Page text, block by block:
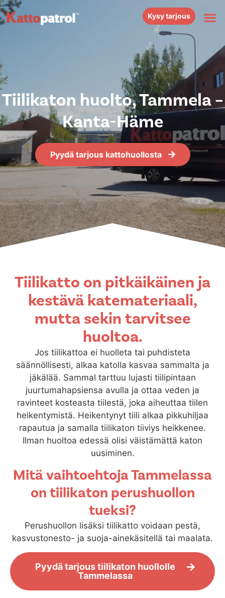
Kysy tarjous
Tiilikaton huolto, Tammela –
Kanta-Häme
Pyydä tarjous kattohuollosta
Tiilikatto on pitkäikäinen ja
kestävä katemateriaali,
mutta sekin tarvitsee
huoltoa.
Jos tiilikattoa ei huolleta tai puhdisteta
säännöllisesti, alkaa katolla kasvaa sammalta ja
jäkälää. Sammal tarttuu lujasti tiilipintaan
juurtumahapsiensa avulla ja ottaa veden ja
ravinteet kosteasta tiilestä, joka aiheuttaa tiilen
heikentymistä. Heikentynyt tiili alkaa pikkuhiljaa
rapautua ja samalla tiilikaton tiiviys heikkenee.
Ilman huoltoa edessä olisi väistämättä katon
uusiminen.
Mitä vaihtoehtoja Tammelassa
on tiilikaton perushuollon
tueksi?
Perushuollon lisäksi tiilikatto voidaan pestä,
kasvustonesto- ja suoja-ainekäsitellä tai maalata.
Pyydä tarjous tiilikaton huollolle
Tammelassa